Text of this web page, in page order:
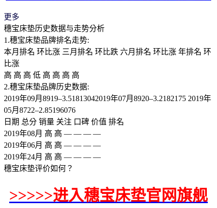
更多
穗宝床垫历史数据与走势分析
1.穗宝床垫品牌排名走势:
本月排名 环比涨 三月排名 环比跌 六月排名 环比涨 年排名 环
比涨
高 高 高 低 高 高 高 高
2.穗宝床垫品牌历史数据:
2019年09月8919–3.51813042019年07月8920–3.2182175 2019年
05月8722–2.85196076
日期 总分 销量 关注 口碑 价值 排名
2019年08月 高 高 — — — —
2019年06月 高 高 — — — —
2019年24月 高 高 — — — —
穗宝床垫评价如何？
>>>>>进入穗宝床垫官网旗舰